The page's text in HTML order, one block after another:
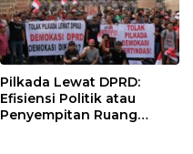
Pilkada Lewat DPRD:
Efisiensi Politik atau
Penyempitan Ruang